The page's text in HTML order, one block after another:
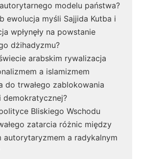
modelu państwa?
ewolucja myśli Sajjida Kutba i
wpłynęły na powstanie
dżihadyzmu?
arabskim rywalizacja
a islamizmem
do trwałego zablokowania
demokratycznej?
Bliskiego Wschodu
zatarcia różnic między
autorytaryzmem a radykalnym